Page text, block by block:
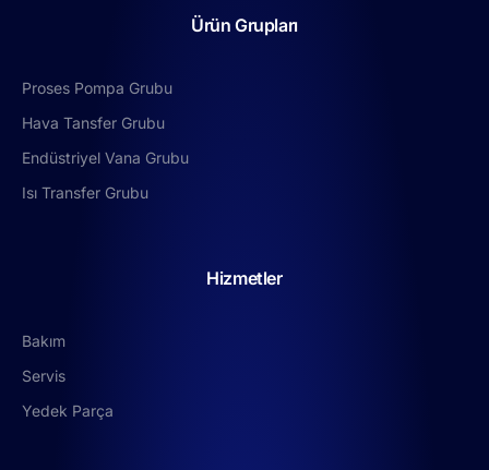
Ürün Grupları
Proses Pompa Grubu
Hava Tansfer Grubu
Endüstriyel Vana Grubu
Isı Transfer Grubu
Hizmetler
Bakım
Servis
Yedek Parça